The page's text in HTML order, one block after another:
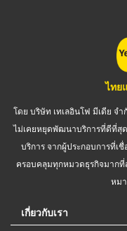
ไทย
โดย บริษัท เทเลอินโฟ มีเดีย จ
ไม่เคยหยุดพัฒนาบริการที่ดีที่สุ
บริการ จากผู้ประกอบการที่เ
ครอบคลุมทุกหมวดธุรกิจมากที่
หม
เกี่ยวกับเรา